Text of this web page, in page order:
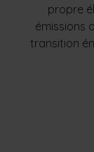
propre
émissions
transition